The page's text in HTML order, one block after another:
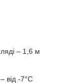
– 1,6 м
від -7°С